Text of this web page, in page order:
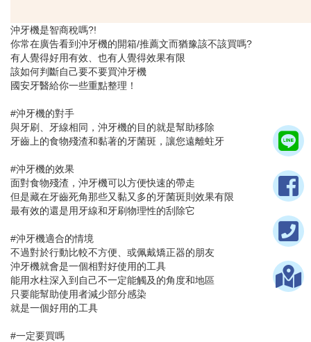
沖牙機是智商稅嗎?!
你常在廣告看到沖牙機的開箱/推薦文而猶豫該不該買嗎?
有人覺得好用有效、也有人覺得效果有限
該如何判斷自己要不要買沖牙機
國安牙醫給你一些重點整理！
#沖牙機的對手
與牙刷、牙線相同，沖牙機的目的就是幫助移除
牙齒上的食物殘渣和黏著的牙菌斑，讓您遠離蛀牙
#沖牙機的效果
面對食物殘渣，沖牙機可以方便快速的帶走
但是藏在牙齒死角那些又黏又多的牙菌斑則效果有限
最有效的還是用牙線和牙刷物理性的刮除它
#沖牙機適合的情境
不過對於行動比較不方便、或佩戴矯正器的朋友
沖牙機就會是一個相對好使用的工具
能用水柱深入到自己不一定能觸及的角度和地區
只要能幫助使用者減少部分感染
就是一個好用的工具
#一定要買嗎